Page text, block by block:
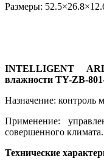
Размеры:
INTELLIGENT
влажности TY-ZB-
Назначение: контроль
Применение:
совершенного климата.
Технические